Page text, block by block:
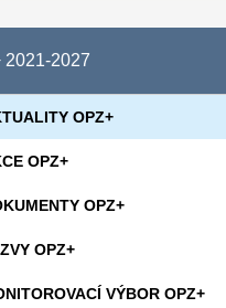
2021-2027
OPZ+
OPZ+
OPZ+
OPZ+
VÝBOR OPZ+